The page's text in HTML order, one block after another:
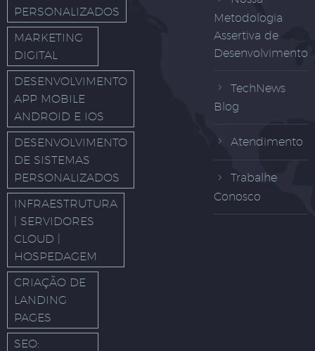
PERSONALIZADOS
MARKETING
DIGITAL
DESENVOLVIMENTO
APP MOBILE
ANDROID E IOS
DESENVOLVIMENTO
DE SISTEMAS
PERSONALIZADOS
INFRAESTRUTURA
| SERVIDORES
CLOUD |
HOSPEDAGEM
CRIAÇÃO DE
LANDING
PAGES
SEO:
Metodologia
Assertiva de
Desenvolvimento
TechNews
Blog
Atendimento
Trabalhe
Conosco